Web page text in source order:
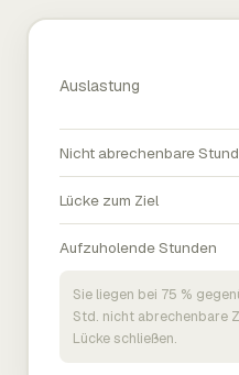
Auslastung
Nicht abrechenbare
Lücke zum Ziel
Aufzuholende Stunden
Sie liegen bei 75 %
Std. nicht abrechenbare
Lücke schließen.